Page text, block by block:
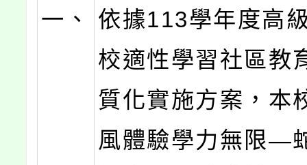
一、
依據113學年度高
校適性學習社區教
質化實施方案，本
風體驗學力無限—